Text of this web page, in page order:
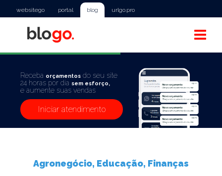
websitego portal blog urlgo.pro
Receba orçamentos do seu site
24 horas por dia sem esforço,
e aumente suas vendas
Iniciar atendimento
Agronegócio, Educação, Finanças